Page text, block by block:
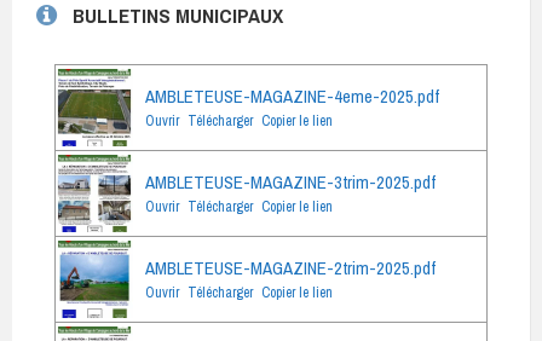
BULLETINS MUNICIPAUX
AMBLETEUSE-MAGAZINE-4eme-2025.pdf
Ouvrir Télécharger Copier le lien
AMBLETEUSE-MAGAZINE-3trim-2025.pdf
Ouvrir Télécharger Copier le lien
AMBLETEUSE-MAGAZINE-2trim-2025.pdf
Ouvrir Télécharger Copier le lien